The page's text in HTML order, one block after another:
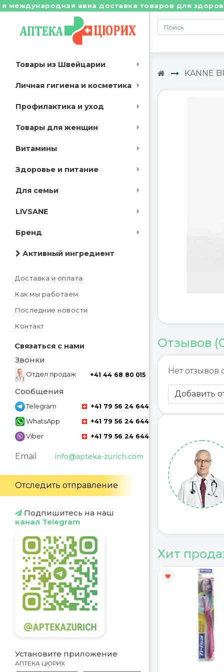
авиа доставка товаров для здоровья
Товары из Швейцарии
Личная гигиена и косметика
Профилактика и уход
Товары для женщин
Витамины
Здоровье и питание
Для семьи
LIVSANE
Бренд
Активный ингредиент
Доставка и оплата
Как мы работаем
Последние новости
Контакт
Связаться с нами
Звонки
Отдел продаж +41 44 68 80 015
Сообщения
Telegram +41 79 56 24 644
WhatsApp +41 79 56 24 644
Viber +41 79 56 24 644
Email info@apteka-zurich.com
Отследить отправление
Подпишитесь на наш
канал Telegram
Установите приложение
АПТЕКА ЦЮРИХ
KANNE
Отзывов
Нет отзывов
Добавить
Хит
Y